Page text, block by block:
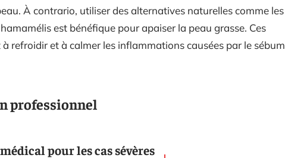
À contrario, utiliser des alternatives naturelles comme les
est bénéfique pour apaiser la peau grasse. Ces
refroidir et à calmer les inflammations causées par le sébum
professionnel
pour les cas sévères